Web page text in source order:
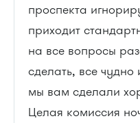
проспекта
приходит
на все вопросы
сделать, все
мы вам сделали
Целая комиссия